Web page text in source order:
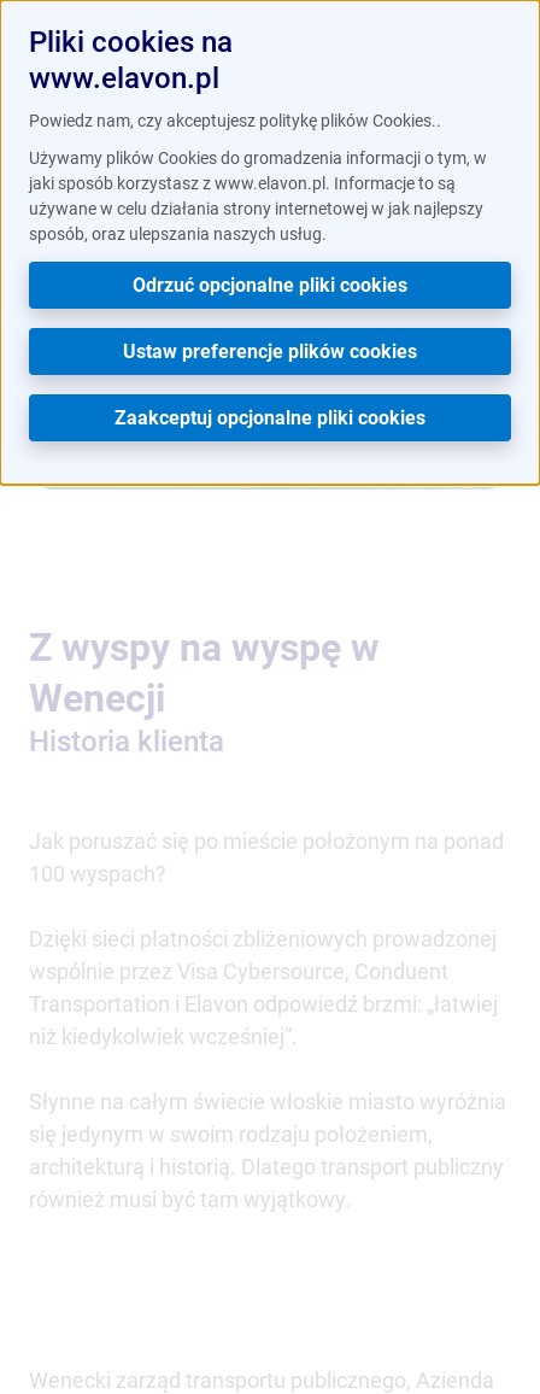
Blog / Historie klientów / Z wyspy na wyspę w Wenecji
Z wyspy na wyspę w
Wenecji
Historia klienta
Jak poruszać się po mieście położonym na ponad
100 wyspach?
Dzięki sieci płatności zbliżeniowych prowadzonej
wspólnie przez Visa Cybersource, Conduent
Transportation i Elavon odpowiedź brzmi: „łatwiej
niż kiedykolwiek wcześniej”.
Słynne na całym świecie włoskie miasto wyróżnia
się jedynym w swoim rodzaju położeniem,
architekturą i historią. Dlatego transport publiczny
również musi być tam wyjątkowy.
Wenecki zarząd transportu publicznego, Azienda
Pliki cookies na
www.elavon.pl
Powiedz nam, czy akceptujesz politykę plików Cookies..
Używamy plików Cookies do gromadzenia informacji o tym, w
jaki sposób korzystasz z www.elavon.pl. Informacje to są
używane w celu działania strony internetowej w jak najlepszy
sposób, oraz ulepszania naszych usług.
Zaakceptuj opcjonalne pliki cookies
Ustaw preferencje plików cookies
Odrzuć opcjonalne pliki cookies